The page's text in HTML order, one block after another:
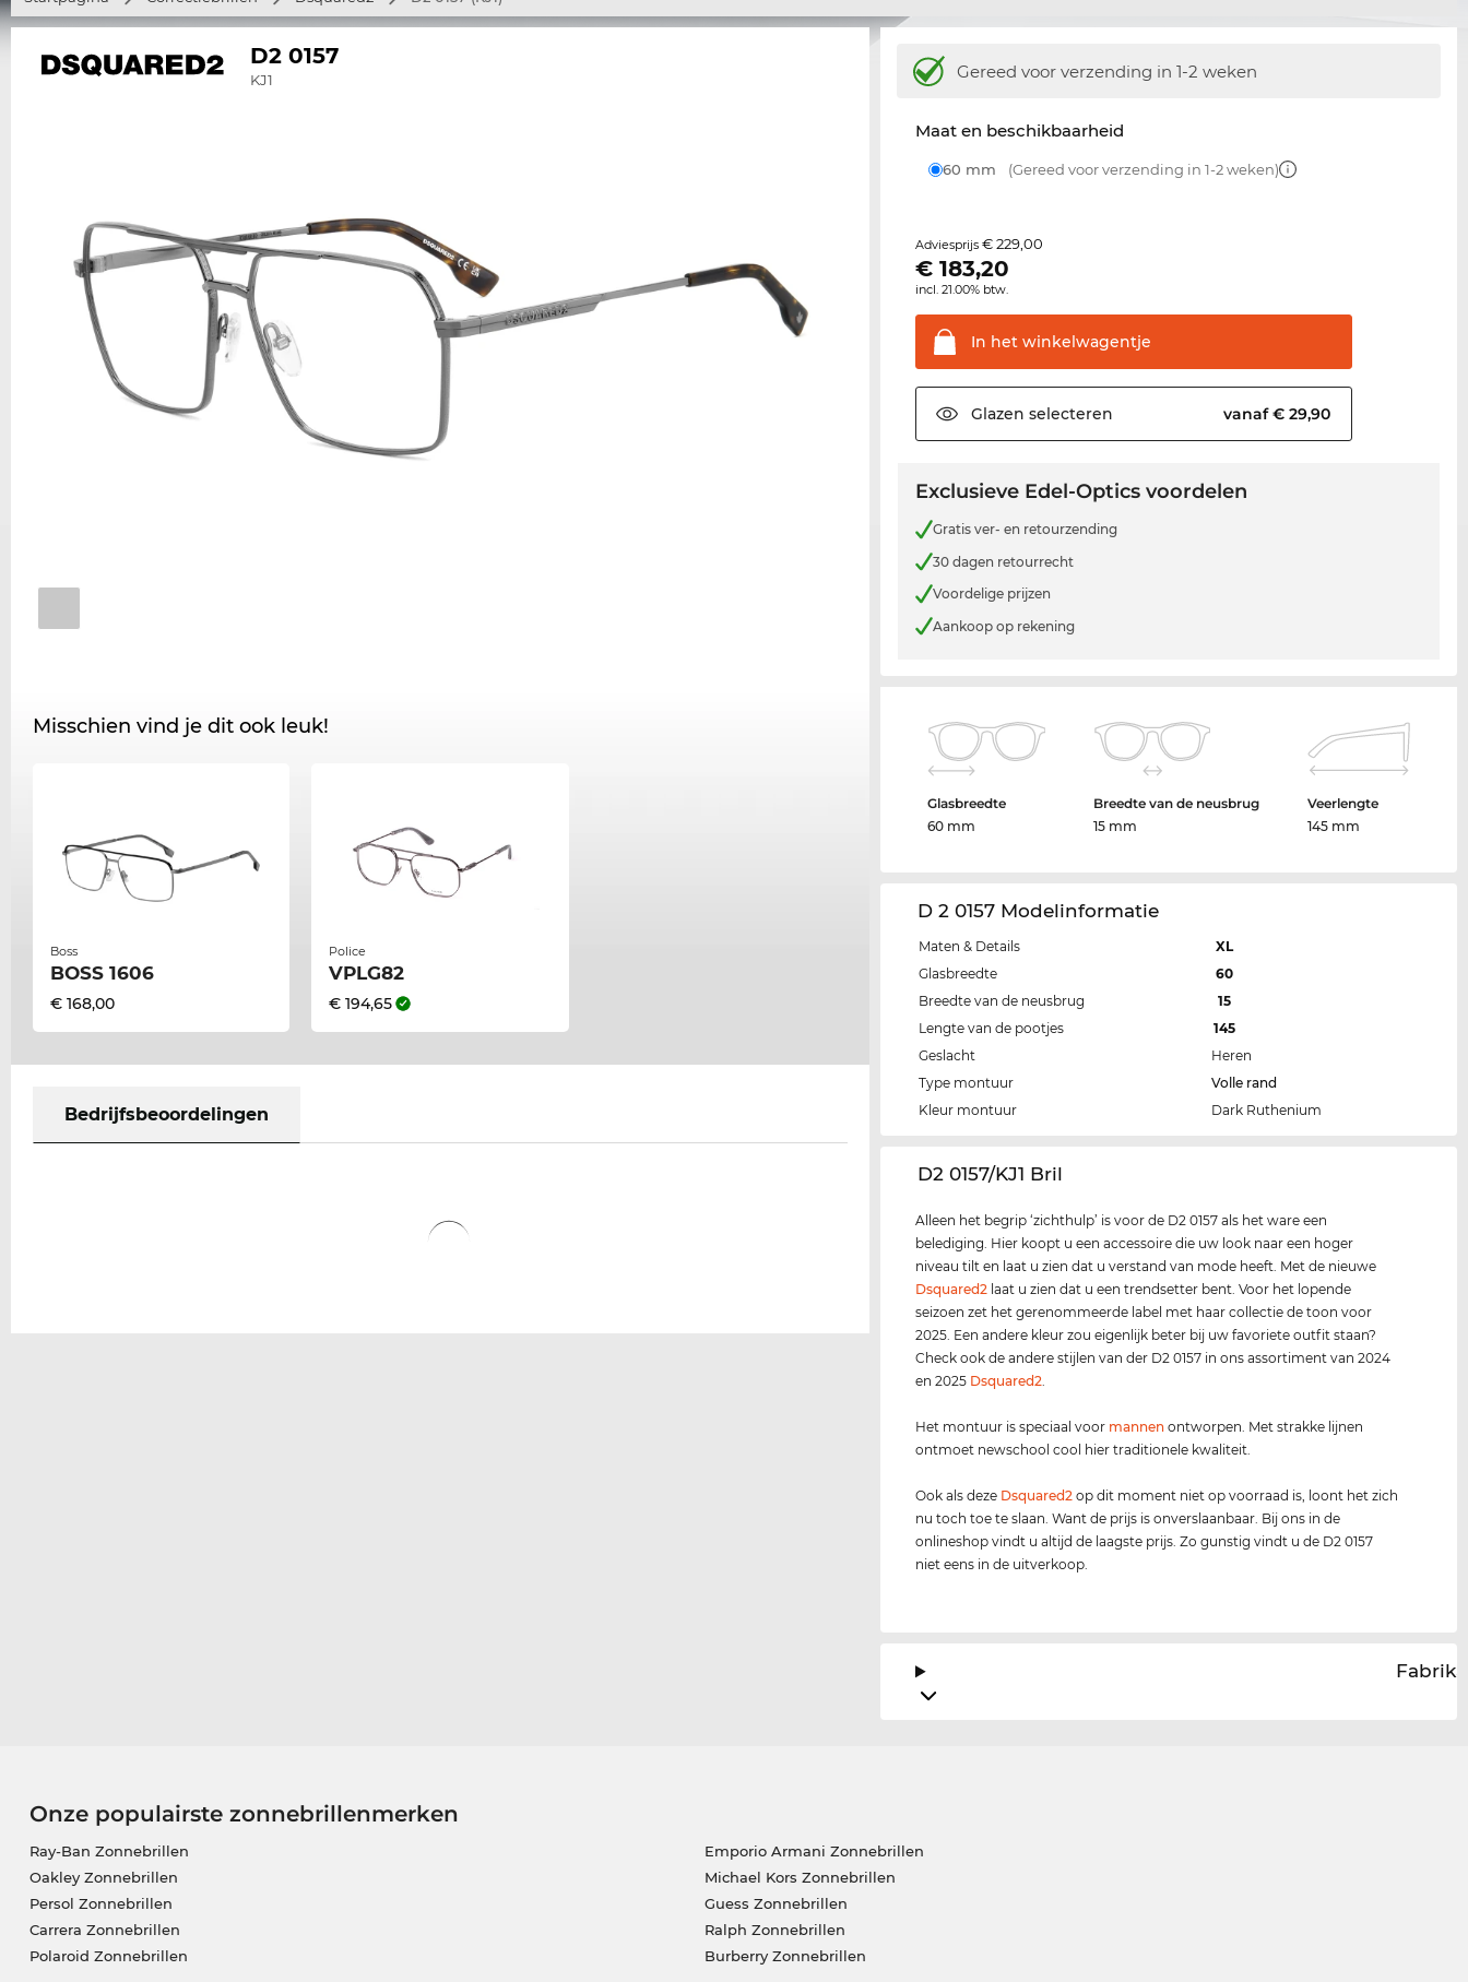
D2 0157
KJ1
Misschien vind je dit ook leuk!
Boss
BOSS 1606
€ 168,00
Police
VPLG82
€ 194,65
Bedrijfsbeoordelingen
Gereed voor verzending in 1-2 weken
Maat en beschikbaarheid
60 mm (Gereed voor verzending in 1-2 weken)
Adviesprijs€ 229,00
€183,20
incl. 21.00% btw.
In het winkelwagentje
Glazen selecteren vanaf € 29,90
Exclusieve Edel-Optics voordelen
Gratis ver- en retourzending
30 dagen retourrecht
Voordelige prijzen
Aankoop op rekening
Glasbreedte
60 mm
Breedte van de neusbrug
15 mm
Veerlengte
145 mm
D 2 0157 Modelinformatie
Maten & Details
XL
Glasbreedte
60
Breedte van de neusbrug
15
Lengte van de pootjes
145
Geslacht
Heren
Type montuur
Volle rand
Kleur montuur
Dark Ruthenium
‌D2 0157/KJ1 Bril
Alleen het begrip ‘zichthulp’ is voor de D2 0157 als het ware een
belediging. Hier koopt u een accessoire die uw look naar een hoger
niveau tilt en laat u zien dat u verstand van mode heeft. Met de nieuwe
Dsquared2 laat u zien dat u een trendsetter bent. Voor het lopende
seizoen zet het gerenommeerde label met haar collectie de toon voor
2025. Een andere kleur zou eigenlijk beter bij uw favoriete outfit staan?
Check ook de andere stijlen van der D2 0157 in ons assortiment van 2024
en 2025 Dsquared2.
Het montuur is speciaal voor mannen ontworpen. Met strakke lijnen
ontmoet newschool cool hier traditionele kwaliteit.
Ook als deze Dsquared2 op dit moment niet op voorraad is, loont het zich
nu toch toe te slaan. Want de prijs is onverslaanbaar. Bij ons in de
onlineshop vindt u altijd de laagste prijs. Zo gunstig vindt u de D2 0157
niet eens in de uitverkoop.
Onze populairste zonnebrillenmerken
Ray-Ban Zonnebrillen
Oakley Zonnebrillen
Persol Zonnebrillen
Carrera Zonnebrillen
Polaroid Zonnebrillen
Emporio Armani Zonnebrillen
Michael Kors Zonnebrillen
Guess Zonnebrillen
Ralph Zonnebrillen
Burberry Zonnebrillen